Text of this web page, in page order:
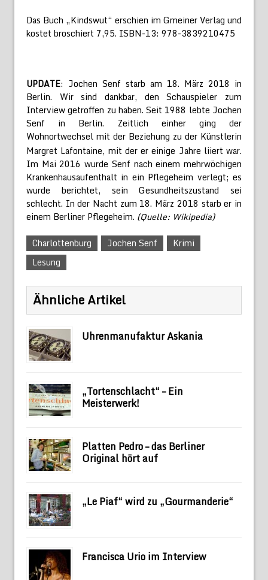
Das Buch „Kindswut“ erschien im Gmeiner Verlag und
kostet broschiert 7,95. ISBN-13: 978-3839210475
UPDATE: Jochen Senf starb am 18. März 2018 in
Berlin. Wir sind dankbar, den Schauspieler zum
Interview getroffen zu haben. Seit 1988 lebte Jochen
Senf in Berlin. Zeitlich einher ging der
Wohnortwechsel mit der Beziehung zu der Künstlerin
Margret Lafontaine, mit der er einige Jahre liiert war.
Im Mai 2016 wurde Senf nach einem mehrwöchigen
Krankenhausaufenthalt in ein Pflegeheim verlegt; es
wurde berichtet, sein Gesundheitszustand sei
schlecht. In der Nacht zum 18. März 2018 starb er in
einem Berliner Pflegeheim. (Quelle: Wikipedia)
Charlottenburg
Jochen Senf
Krimi
Lesung
Ähnliche Artikel
Uhrenmanufaktur Askania
„Tortenschlacht“ – Ein
Meisterwerk!
Platten Pedro – das Berliner
Original hört auf
„Le Piaf“ wird zu „Gourmanderie“
Francisca Urio im Interview